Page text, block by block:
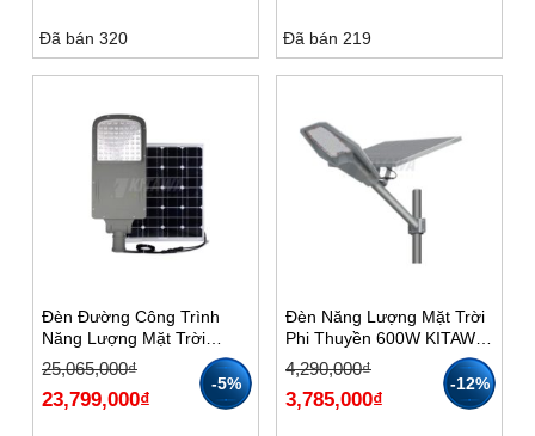
Đã bán 320 Đã bán 219
-5%
Đèn Đường Công Trình
Năng Lượng Mặt Trời
100W Soko – SK.100
25,065,000₫
Giá
gốc
là:
25,065,000₫.
23,799,000₫
Giá
hiện
tại
-12%
Đèn Năng Lượng Mặt Trời
Phi Thuyền 600W KITAWA
PT1600
4,290,000₫
Giá
gốc
là:
4,290,000₫.
3,785,000₫
Giá
hiện
tại
là: